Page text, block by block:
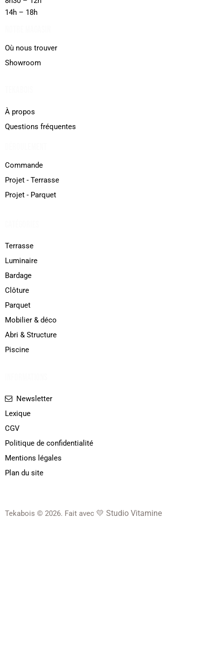
14h – 18h
Où nous trouver
Showroom
À propos
Questions fréquentes
Commande
Projet - Terrasse
Projet - Parquet
Terrasse
Luminaire
Bardage
Clôture
Parquet
Mobilier & déco
Abri & Structure
Piscine
Newsletter
Lexique
CGV
Politique de confidentialité
Mentions légales
Plan du site
Tekabois © 2026. Fait avec 💛 Studio Vitamine